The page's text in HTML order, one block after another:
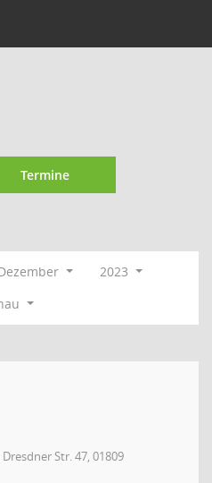
Termine
2023
Str. 47, 01809